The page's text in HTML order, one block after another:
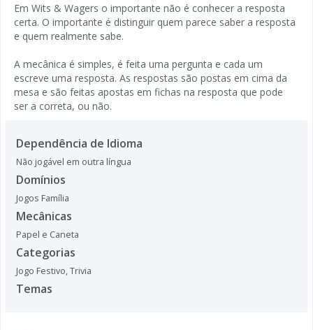
Em Wits & Wagers o importante não é conhecer a resposta
certa. O importante é distinguir quem parece saber a resposta
e quem realmente sabe.
A mecânica é simples, é feita uma pergunta e cada um
escreve uma resposta. As respostas são postas em cima da
mesa e são feitas apostas em fichas na resposta que pode
ser a correta, ou não.
Dependência de Idioma
Não jogável em outra língua
Domínios
Jogos Família
Mecânicas
Papel e Caneta
Categorias
Jogo Festivo,Trivia
Temas